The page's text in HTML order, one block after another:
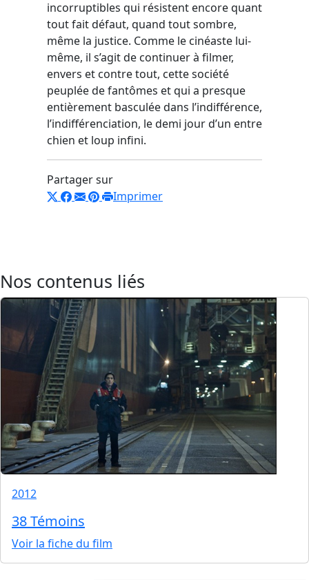
incorruptibles qui résistent encore quant
tout fait défaut, quand tout sombre,
même la justice. Comme le cinéaste lui-
même, il s’agit de continuer à filmer,
envers et contre tout, cette société
peuplée de fantômes et qui a presque
entièrement basculée dans l’indifférence,
l’indifférenciation, le demi jour d’un entre
chien et loup infini.
Partager sur
Imprimer
Nos contenus liés
2012
38 Témoins
Voir la fiche du film